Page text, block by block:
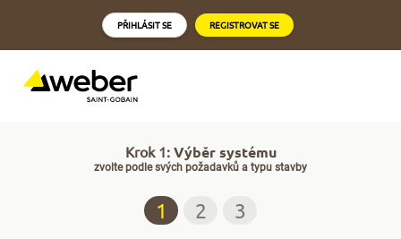
PŘIHLÁSIT SE REGISTROVAT SE
Krok 1: Výběr systému
zvolte podle svých požadavků a typu stavby
1 2 3